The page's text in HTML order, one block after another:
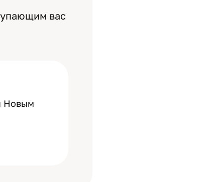
вас
Новым